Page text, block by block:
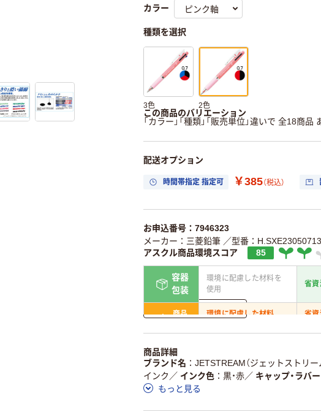
カラー
種類を選択
3色 2色
この商品のバリエーション
「カラー」「種類」「販売単位」違いで 全18商品
配送オプション
時間帯指定 指定可 ￥385（税込）
お申込番号：7946323
メーカー：三菱鉛筆 ／型番：H.SXE23050713
アスクル商品環境スコア
85
容器
包装
環境に配慮した材料を
使用
省資
商品
環境に配慮した材料
省資
仕組
ある
いる
この商品の環境配慮ポイントです。詳しくは
ア詳細／加点項目
詳しく見る
商品詳細
ブランド名
JETSTREAM（ジェットストリー
インク ／ インク色 黒・赤／ キャップ・ラバー
もっと見る